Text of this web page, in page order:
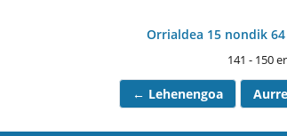
Orrialdea 15 nondik 64
141 - 150
← Lehenengoa